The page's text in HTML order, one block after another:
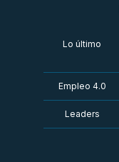
Lo último
Empleo 4.0
Leaders